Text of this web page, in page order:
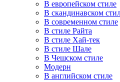
В европейском стиле
В скандинавском
В современном стиле
В стиле Райта
В стиле Хай-тек
В стиле Шале
В Чешском стиле
Модерн
В английском стиле